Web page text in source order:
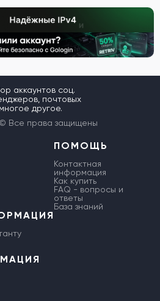
аккаунтов соц.
почтовых
другое.
Все права защищены
ПОМОЩЬ
Контактная
информация
Как купить
FAQ - вопросы и
ответы
База знаний